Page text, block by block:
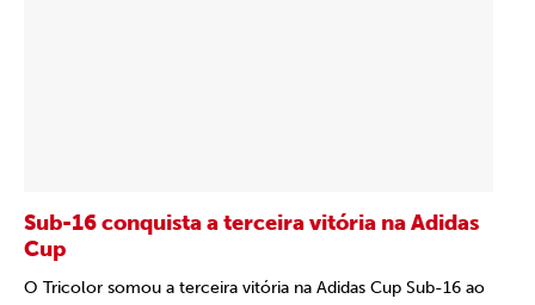
Sub-16 conquista a terceira vitória na Adidas
Cup
O Tricolor somou a terceira vitória na Adidas Cup Sub-16 ao